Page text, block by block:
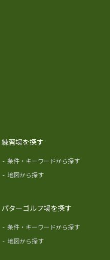
練習場を探す
- 条件・キーワードから探す
- 地図から探す
パターゴルフ場を探す
- 条件・キーワードから探す
- 地図から探す